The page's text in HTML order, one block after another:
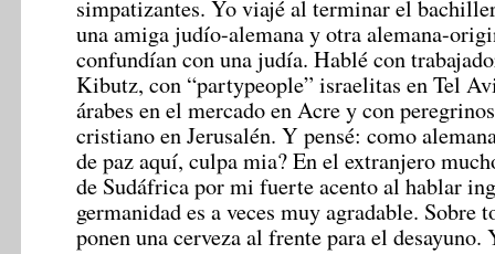
simpatizantes. Yo viajé al terminar el
una amiga judío-alemana y otra alemana-
confundían con una judía. Hablé con
Kibutz, con “partypeople” israelitas en Tel
árabes en el mercado en Acre y con
cristiano en Jerusalén. Y pensé: como
de paz aquí, culpa mia? En el extranjero
de Sudáfrica por mi fuerte acento al hablar
germanidad es a veces muy agradable. Sobre
ponen una cerveza al frente para el desayuno.